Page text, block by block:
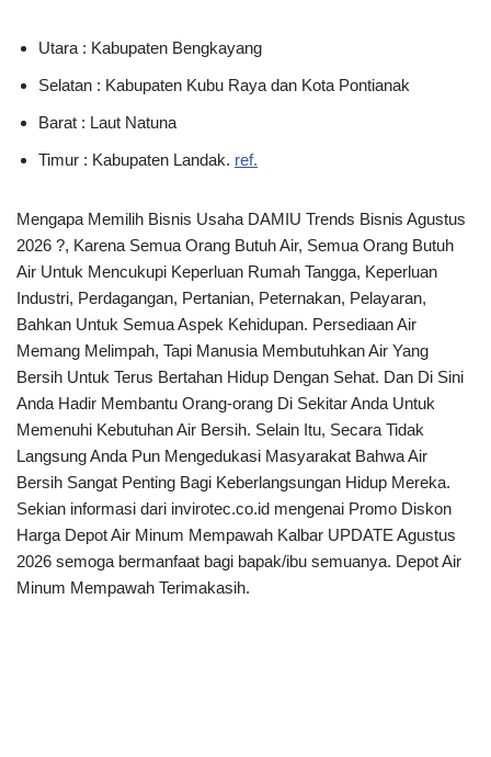
Utara : Kabupaten Bengkayang
Selatan : Kabupaten Kubu Raya dan Kota Pontianak
Barat : Laut Natuna
Timur : Kabupaten Landak. ref.
Mengapa Memilih Bisnis Usaha DAMIU Trends Bisnis Agustus
2026 ?, Karena Semua Orang Butuh Air, Semua Orang Butuh
Air Untuk Mencukupi Keperluan Rumah Tangga, Keperluan
Industri, Perdagangan, Pertanian, Peternakan, Pelayaran,
Bahkan Untuk Semua Aspek Kehidupan. Persediaan Air
Memang Melimpah, Tapi Manusia Membutuhkan Air Yang
Bersih Untuk Terus Bertahan Hidup Dengan Sehat. Dan Di Sini
Anda Hadir Membantu Orang-orang Di Sekitar Anda Untuk
Memenuhi Kebutuhan Air Bersih. Selain Itu, Secara Tidak
Langsung Anda Pun Mengedukasi Masyarakat Bahwa Air
Bersih Sangat Penting Bagi Keberlangsungan Hidup Mereka.
Sekian informasi dari invirotec.co.id mengenai Promo Diskon
Harga Depot Air Minum Mempawah Kalbar UPDATE Agustus
2026 semoga bermanfaat bagi bapak/ibu semuanya. Depot Air
Minum Mempawah Terimakasih.